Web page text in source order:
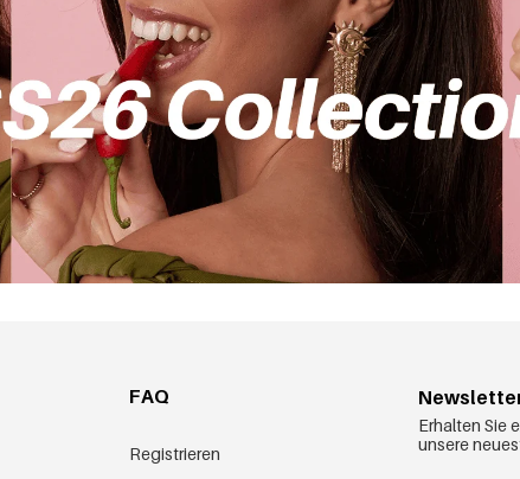
FAQ
Registrieren
Erhalten Sie
unsere